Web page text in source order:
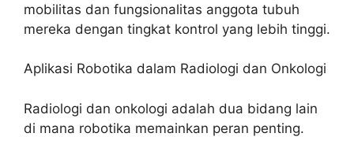
mobilitas dan fungsionalitas anggota tubuh
mereka dengan tingkat kontrol yang lebih tinggi.
Aplikasi Robotika dalam Radiologi dan Onkologi
Radiologi dan onkologi adalah dua bidang lain
di mana robotika memainkan peran penting.